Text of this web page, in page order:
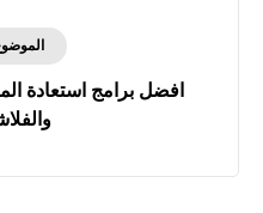
افضل برامج استعادة